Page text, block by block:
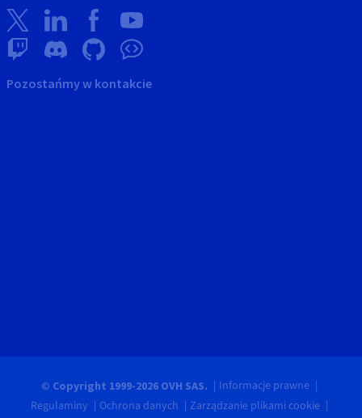
Pozostańmy w kontakcie
© Copyright 1999-2026 OVH SAS.
Informacje prawne
Regulaminy
Ochrona danych
Zarządzanie plikami cookie